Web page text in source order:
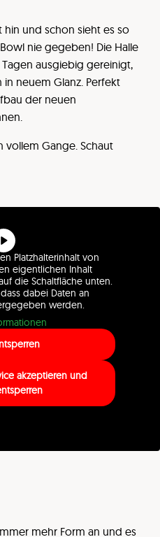
hin und schon sieht es so
nie gegeben! Die Halle
ausgiebig gereinigt,
neuem Glanz. Perfekt
der neuen
vollem Gange. Schaut
Platzhalterinhalt von
eigentlichen Inhalt
die Schaltfläche unten.
dabei Daten an
werden.
akzeptieren und
mehr Form an und es